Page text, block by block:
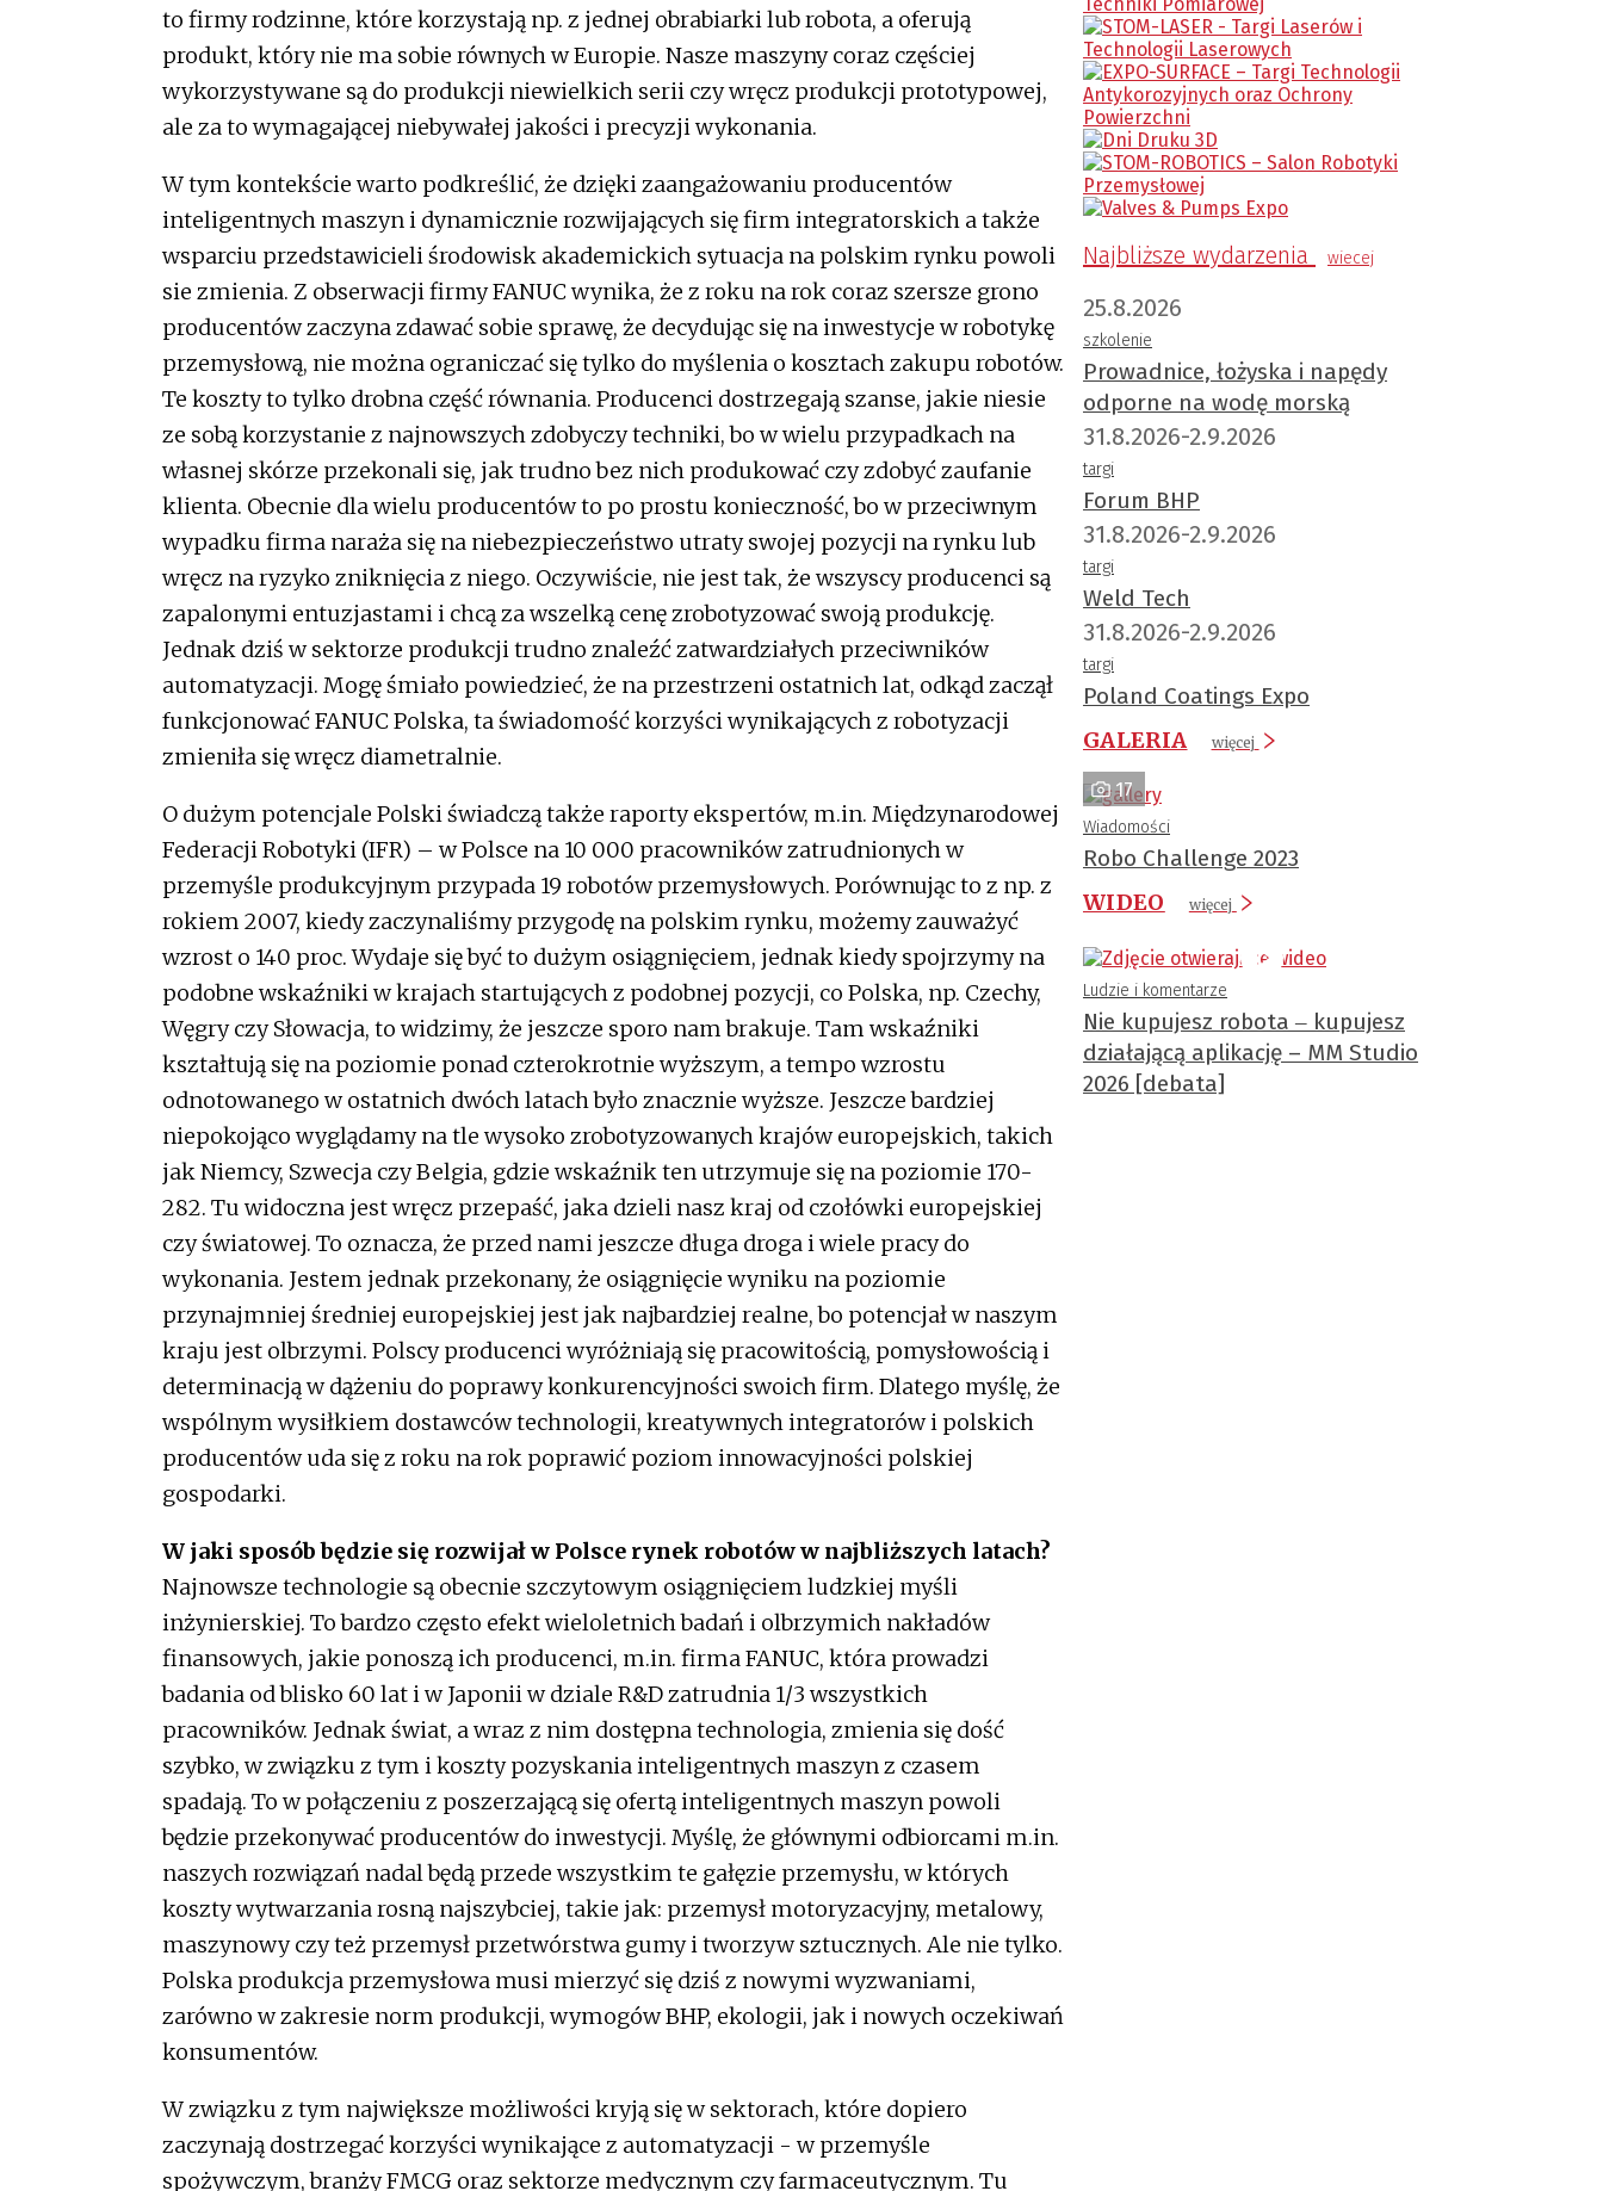
to firmy rodzinne, które korzystają np. z jednej obrabiarki lub robota, a oferują
produkt, który nie ma sobie równych w Europie. Nasze maszyny coraz częściej
wykorzystywane są do produkcji niewielkich serii czy wręcz produkcji prototypowej,
ale za to wymagającej niebywałej jakości i precyzji wykonania.
W tym kontekście warto podkreślić, że dzięki zaangażowaniu producentów
inteligentnych maszyn i dynamicznie rozwijających się firm integratorskich a także
wsparciu przedstawicieli środowisk akademickich sytuacja na polskim rynku powoli
sie zmienia. Z obserwacji firmy FANUC wynika, że z roku na rok coraz szersze grono
producentów zaczyna zdawać sobie sprawę, że decydując się na inwestycje w robotykę
przemysłową, nie można ograniczać się tylko do myślenia o kosztach zakupu robotów.
Te koszty to tylko drobna część równania. Producenci dostrzegają szanse, jakie niesie
ze sobą korzystanie z najnowszych zdobyczy techniki, bo w wielu przypadkach na
własnej skórze przekonali się, jak trudno bez nich produkować czy zdobyć zaufanie
klienta. Obecnie dla wielu producentów to po prostu konieczność, bo w przeciwnym
wypadku firma naraża się na niebezpieczeństwo utraty swojej pozycji na rynku lub
wręcz na ryzyko zniknięcia z niego. Oczywiście, nie jest tak, że wszyscy producenci są
zapalonymi entuzjastami i chcą za wszelką cenę zrobotyzować swoją produkcję.
Jednak dziś w sektorze produkcji trudno znaleźć zatwardziałych przeciwników
automatyzacji. Mogę śmiało powiedzieć, że na przestrzeni ostatnich lat, odkąd zaczął
funkcjonować FANUC Polska, ta świadomość korzyści wynikających z robotyzacji
zmieniła się wręcz diametralnie.
O dużym potencjale Polski świadczą także raporty ekspertów, m.in. Międzynarodowej
Federacji Robotyki (IFR) – w Polsce na 10 000 pracowników zatrudnionych w
przemyśle produkcyjnym przypada 19 robotów przemysłowych. Porównując to z np. z
rokiem 2007, kiedy zaczynaliśmy przygodę na polskim rynku, możemy zauważyć
wzrost o 140 proc. Wydaje się być to dużym osiągnięciem, jednak kiedy spojrzymy na
podobne wskaźniki w krajach startujących z podobnej pozycji, co Polska, np. Czechy,
Węgry czy Słowacja, to widzimy, że jeszcze sporo nam brakuje. Tam wskaźniki
kształtują się na poziomie ponad czterokrotnie wyższym, a tempo wzrostu
odnotowanego w ostatnich dwóch latach było znacznie wyższe. Jeszcze bardziej
niepokojąco wyglądamy na tle wysoko zrobotyzowanych krajów europejskich, takich
jak Niemcy, Szwecja czy Belgia, gdzie wskaźnik ten utrzymuje się na poziomie 170-
282. Tu widoczna jest wręcz przepaść, jaka dzieli nasz kraj od czołówki europejskiej
czy światowej. To oznacza, że przed nami jeszcze długa droga i wiele pracy do
wykonania. Jestem jednak przekonany, że osiągnięcie wyniku na poziomie
przynajmniej średniej europejskiej jest jak najbardziej realne, bo potencjał w naszym
kraju jest olbrzymi. Polscy producenci wyróżniają się pracowitością, pomysłowością i
determinacją w dążeniu do poprawy konkurencyjności swoich firm. Dlatego myślę, że
wspólnym wysiłkiem dostawców technologii, kreatywnych integratorów i polskich
producentów uda się z roku na rok poprawić poziom innowacyjności polskiej
gospodarki.
W jaki sposób będzie się rozwijał w Polsce rynek robotów w najbliższych latach?
Najnowsze technologie są obecnie szczytowym osiągnięciem ludzkiej myśli
inżynierskiej. To bardzo często efekt wieloletnich badań i olbrzymich nakładów
finansowych, jakie ponoszą ich producenci, m.in. firma FANUC, która prowadzi
badania od blisko 60 lat i w Japonii w dziale R&D zatrudnia 1/3 wszystkich
pracowników. Jednak świat, a wraz z nim dostępna technologia, zmienia się dość
szybko, w związku z tym i koszty pozyskania inteligentnych maszyn z czasem
spadają. To w połączeniu z poszerzającą się ofertą inteligentnych maszyn powoli
będzie przekonywać producentów do inwestycji. Myślę, że głównymi odbiorcami m.in.
naszych rozwiązań nadal będą przede wszystkim te gałęzie przemysłu, w których
koszty wytwarzania rosną najszybciej, takie jak: przemysł motoryzacyjny, metalowy,
maszynowy czy też przemysł przetwórstwa gumy i tworzyw sztucznych. Ale nie tylko.
Polska produkcja przemysłowa musi mierzyć się dziś z nowymi wyzwaniami,
zarówno w zakresie norm produkcji, wymogów BHP, ekologii, jak i nowych oczekiwań
konsumentów.
W związku z tym największe możliwości kryją się w sektorach, które dopiero
zaczynają dostrzegać korzyści wynikające z automatyzacji - w przemyśle
spożywczym, branży FMCG oraz sektorze medycznym czy farmaceutycznym. Tu
Najbliższe wydarzenia wiecej
25.8.2026
szkolenie
Prowadnice, łożyska i napędy
odporne na wodę morską
31.8.2026-2.9.2026
targi
Forum BHP
31.8.2026-2.9.2026
targi
Weld Tech
31.8.2026-2.9.2026
targi
Poland Coatings Expo
GALERIA
więcej
17
Wiadomości
Robo Challenge 2023
WIDEO
więcej
Ludzie i komentarze
Nie kupujesz robota ‒ kupujesz
działającą aplikację – MM Studio
2026 [debata]